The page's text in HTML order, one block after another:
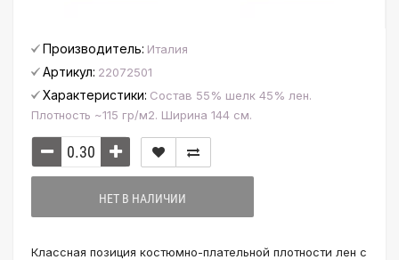
Производитель: Италия
Артикул: 22072501
Характеристики: Состав 55% шелк 45% лен.
Плотность ~115 гр/м2. Ширина 144 см.
НЕТ В НАЛИЧИИ
Классная позиция костюмно-плательной плотности лен с